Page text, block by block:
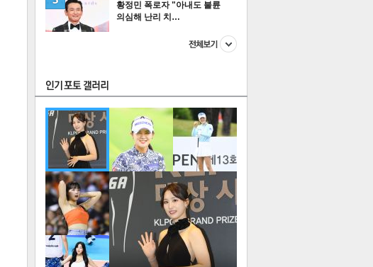
FOCUS
많이 본 뉴스
연예
스포츠 포토
황정민 폭로자 "아내도 불륜
의심해 난리 치…